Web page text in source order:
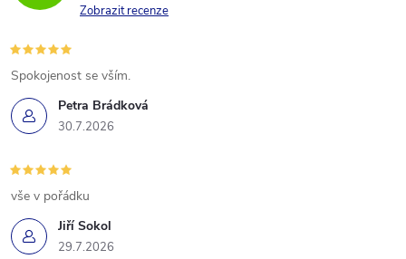
Zobrazit recenze
Petra Brádková
30.7.2026
Spokojenost se vším.
Jiří Sokol
29.7.2026
vše v pořádku